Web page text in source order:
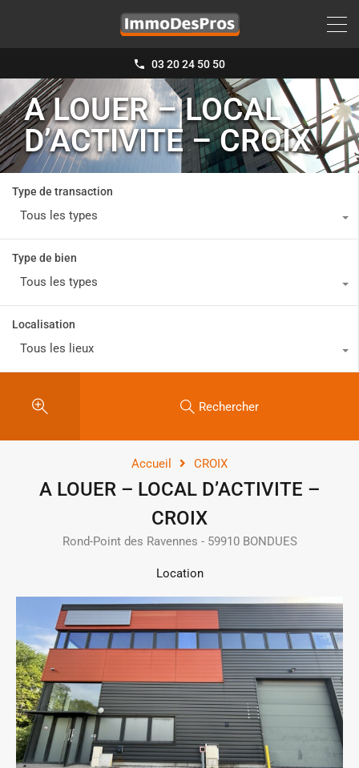
03 20 24 50 50
A LOUER – LOCAL
D’ACTIVITE – CROIX
Type de transaction
Tous les types
Type de bien
Tous les types
Localisation
Tous les lieux
Rechercher
Accueil CROIX
A LOUER – LOCAL D’ACTIVITE –
CROIX
Rond-Point des Ravennes - 59910 BONDUES
Location